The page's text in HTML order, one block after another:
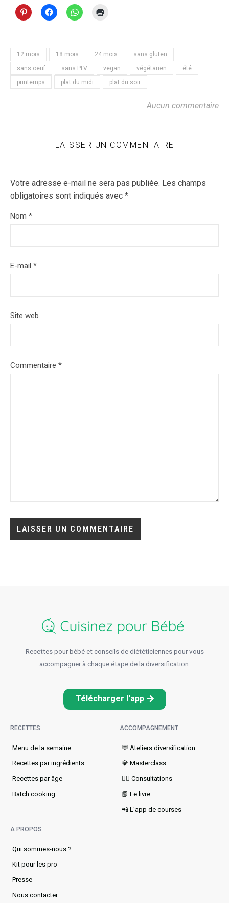
12 mois 18 mois 24 mois
sans gluten
sans oeuf
sans PLV vegan végétarien
été
printemps
plat du midi plat du soir
Aucun commentaire
LAISSER UN COMMENTAIRE
Votre adresse e-mail ne sera pas publiée. Les champs
obligatoires sont indiqués avec *
Nom *
E-mail *
Site web
Commentaire *
Recettes pour bébé et conseils de diététiciennes pour vous
accompagner à chaque étape de la diversification.
Télécharger l'app
RECETTES
Menu de la semaine​
Recettes par ingrédients
Recettes par âge
Batch cooking
ACCOMPAGNEMENT
💬 Ateliers diversification
💎 Masterclass
👩‍⚕️ Consultations
📗 Le livre
📲 L'app de courses
A PROPOS
Qui sommes-nous ?
Kit pour les pro
Presse
Nous contacter